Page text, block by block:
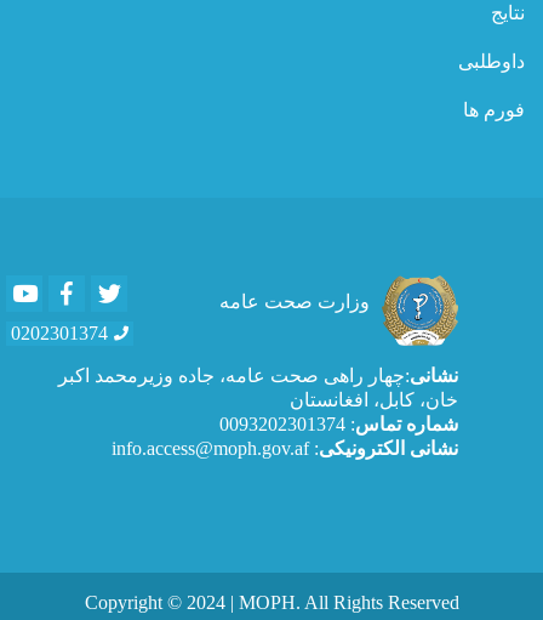
نتایج
داوطلبی
فورم ها
وزارت صحت عامه
YoutubeFacebook
0202301374
نشانی:چهار راهی صحت عامه، جاده وزیرمحمد اکبر
خان، کابل، افغانستان
شماره تماس: 0093202301374
نشانی الکترونیکی: info.access@moph.gov.af
Copyright © 2024 | MOPH. All Rights Reserved